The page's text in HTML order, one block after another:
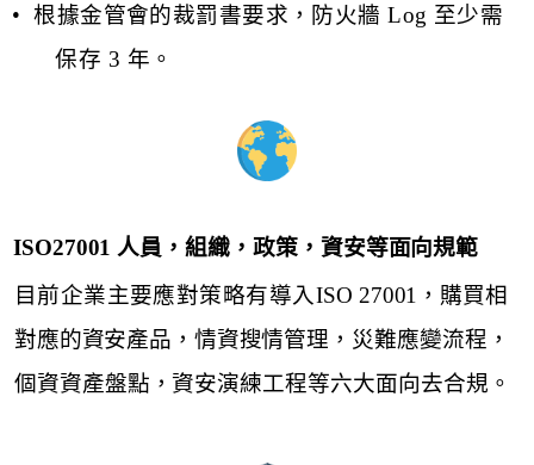
•根據金管會的裁罰書要求，防火牆Log 至少需
保存 3 年。
ISO27001 ⼈員，組織，政策，資安等⾯向規範
⽬前企業主要應對策略有導入ISO 27001 ，購買相
對應的資安產品，情資搜情管理， 災難應變流程，
個資資產盤點，資安演練⼯程等六⼤⾯向去合規。